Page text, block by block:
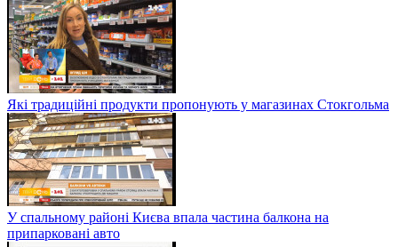
Які традиційні продукти пропонують у магазинах Стокгольма
У спальному районі Києва впала частина балкона на
припарковані авто